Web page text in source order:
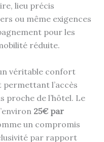
lieu précis
ou même exigences
pour les
réduite.
véritable confort
permettant l’accès
proche de l’hôtel. Le
25€ par
un compromis
par rapport